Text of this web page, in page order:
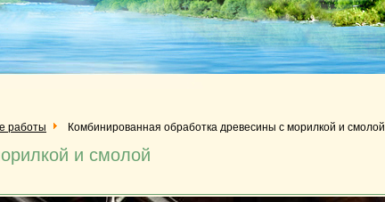
работы Комбинированная обработка древесины с морилкой и смолой
и смолой